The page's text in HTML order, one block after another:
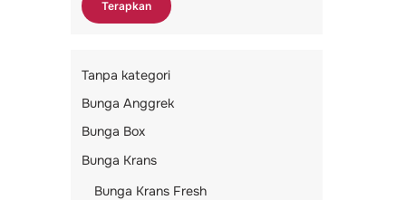
Terapkan
Tanpa kategori
Bunga Anggrek
Bunga Box
Bunga Krans
Bunga Krans Fresh